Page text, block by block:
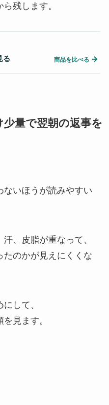
残します。
る 商品を比べる →
量で翌朝の返事を
いほうが読みやすい
、皮脂が重なって、
のかが見えにくくな
して、
見ます。